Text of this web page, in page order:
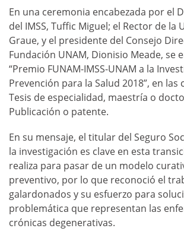
En una ceremonia encabezada por el
del IMSS, Tuffic Miguel; el Rector de la
Graue, y el presidente del Consejo
Fundación UNAM, Dionisio Meade, se
“Premio FUNAM-IMSS-UNAM a la
Prevención para la Salud 2018”, en las
Tesis de especialidad, maestría o
Publicación o patente.
En su mensaje, el titular del Seguro
la investigación es clave en esta
realiza para pasar de un modelo
preventivo, por lo que reconoció el
galardonados y su esfuerzo para
problemática que representan las
crónicas degenerativas.